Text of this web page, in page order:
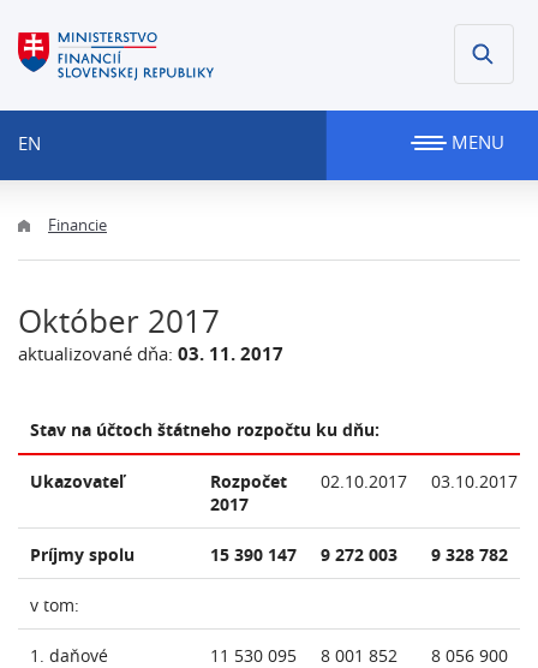
EN MENU
Financie
Október 2017
aktualizované dňa: 03. 11. 2017
Stav na účtoch štátneho rozpočtu ku dňu:
Ukazovateľ
Rozpočet
2017
02.10.2017 03.10.2017
Príjmy spolu 15 390 147 9 272 003 9 328 782
v tom:
1. daňové 11 530 095 8 001 852 8 056 900